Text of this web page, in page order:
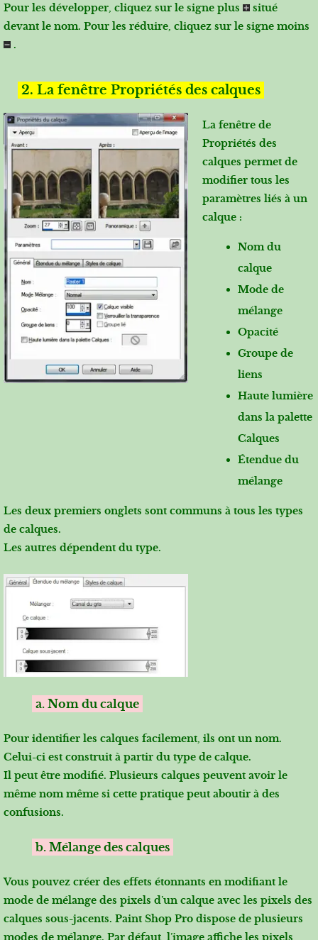
Pour les développer, cliquez sur le signe plus
situé
devant le nom. Pour les réduire, cliquez sur le signe moins
.
2. La fenêtre Propriétés des calques
La fenêtre de
Propriétés des
calques permet de
modifier tous les
paramètres liés à un
calque :
Nom du
calque
Mode de
mélange
Opacité
Groupe de
liens
Haute lumière
dans la palette
Calques
Étendue du
mélange
Les deux premiers onglets sont communs à tous les types
de calques.
Les autres dépendent du type.
a. Nom du calque
Pour identifier les calques facilement, ils ont un nom.
Celui-ci est construit à partir du type de calque.
Il peut être modifié. Plusieurs calques peuvent avoir le
même nom même si cette pratique peut aboutir à des
confusions.
b. Mélange des calques
Vous pouvez créer des effets étonnants en modifiant le
mode de mélange des pixels d’un calque avec les pixels des
calques sous-jacents. Paint Shop Pro dispose de plusieurs
modes de mélange. Par défaut, l’image affiche les pixels